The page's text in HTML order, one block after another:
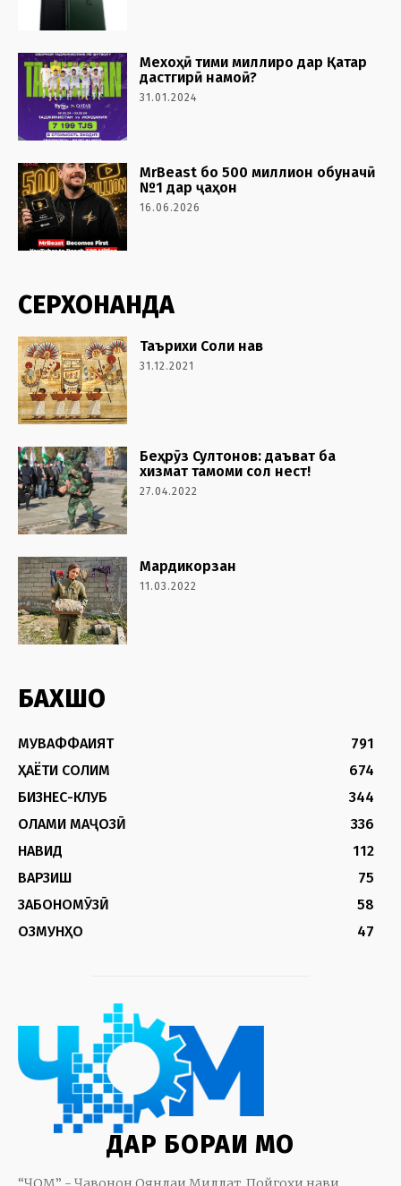
Мехоҳӣ тими миллиро дар Қатар
дастгирӣ намоӣ?
31.01.2024
MrBeast бо 500 миллион обуначӣ
№1 дар ҷаҳон
16.06.2026
СЕРХОНАНДА
Таърихи Соли нав
31.12.2021
Беҳрӯз Султонов: даъват ба
хизмат тамоми сол нест!
27.04.2022
Мардикорзан
11.03.2022
БАХШҲО
МУВАФФАҚИЯТ
791
ҲАЁТИ СОЛИМ
674
БИЗНЕС-КЛУБ
344
ОЛАМИ МАҶОЗӢ
336
НАВИД
112
ВАРЗИШ
75
ЗАБОНОМӮЗӢ
58
ОЗМУНҲО
47
ДАР БОРАИ МО